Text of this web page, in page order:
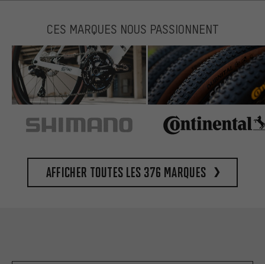
CES MARQUES NOUS PASSIONNENT
Afficher toutes les 376 marques